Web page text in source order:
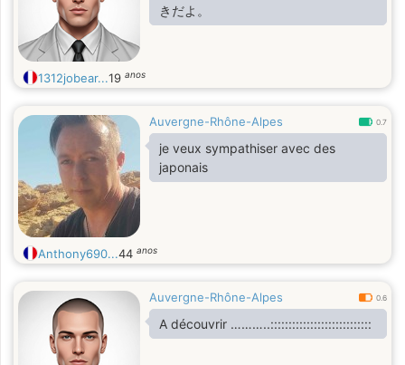
きだよ。
1312jobear...19 anos
Auvergne-Rhône-Alpes 0.7
je veux sympathiser avec des
japonais
Anthony690...44 anos
Auvergne-Rhône-Alpes 0.6
A découvrir ………..::::::::::::::::::::::::::::